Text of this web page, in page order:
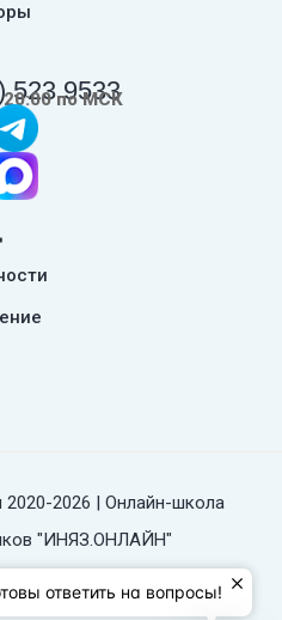
523 9533
20:00 по МСК
2026 | Онлайн-школа
"ИНЯЗ.ОНЛАЙН"
ответить на вопросы!